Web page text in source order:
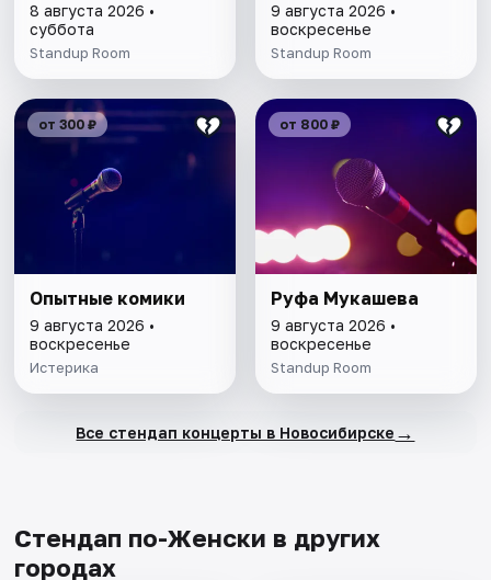
8 августа 2026 •
суббота
Standup Room
9 августа 2026 •
воскресенье
Standup Room
от 300 ₽
Опытные комики
9 августа 2026 •
воскресенье
Истерика
от 800 ₽
Руфа Мукашева
9 августа 2026 •
воскресенье
Standup Room
Все стендап концерты в Новосибирске →
Стендап по-Женски в других
городах